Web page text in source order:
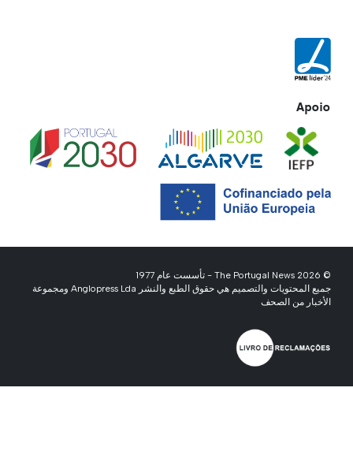
Apoio
© 2026 The Portugal News - تأسست عام 1977
جميع المحتويات والتصميم هي حقوق الطبع والنشر Anglopress Lda ومجموعة
الأخبار من الصحف